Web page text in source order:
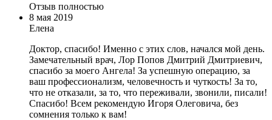
Отзыв полностью
8 мая 2019
Елена
Доктор, спасибо! Именно с этих слов, начался мой день.
Замечательный врач, Лор Попов Дмитрий Дмитриевич,
спасибо за моего Ангела! За успешную операцию, за
ваш профессионализм, человечность и чуткость! За то,
что не отказали, за то, что переживали, звонили, писали!
Спасибо! Всем рекомендую Игоря Олеговича, без
сомнения только к вам!